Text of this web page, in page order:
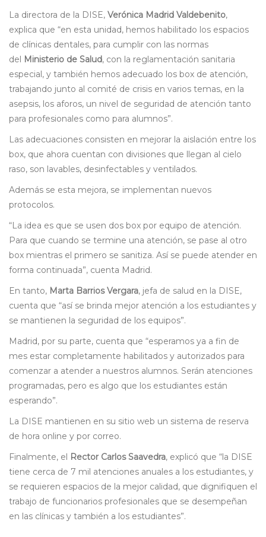
La directora de la DISE, Verónica Madrid Valdebenito,
explica que “en esta unidad, hemos habilitado los espacios
de clínicas dentales, para cumplir con las normas
del Ministerio de Salud, con la reglamentación sanitaria
especial, y también hemos adecuado los box de atención,
trabajando junto al comité de crisis en varios temas, en la
asepsis, los aforos, un nivel de seguridad de atención tanto
para profesionales como para alumnos”.
Las adecuaciones consisten en mejorar la aislación entre los
box, que ahora cuentan con divisiones que llegan al cielo
raso, son lavables, desinfectables y ventilados.
Además se esta mejora, se implementan nuevos
protocolos.
“La idea es que se usen dos box por equipo de atención.
Para que cuando se termine una atención, se pase al otro
box mientras el primero se sanitiza. Así se puede atender en
forma continuada”, cuenta Madrid.
En tanto, Marta Barrios Vergara, jefa de salud en la DISE,
cuenta que “así se brinda mejor atención a los estudiantes y
se mantienen la seguridad de los equipos”.
Madrid, por su parte, cuenta que “esperamos ya a fin de
mes estar completamente habilitados y autorizados para
comenzar a atender a nuestros alumnos. Serán atenciones
programadas, pero es algo que los estudiantes están
esperando”.
La DISE mantienen en su sitio web un sistema de reserva
de hora online y por correo.
Finalmente, el Rector Carlos Saavedra, explicó que “la DISE
tiene cerca de 7 mil atenciones anuales a los estudiantes, y
se requieren espacios de la mejor calidad, que dignifiquen el
trabajo de funcionarios profesionales que se desempeñan
en las clínicas y también a los estudiantes”.